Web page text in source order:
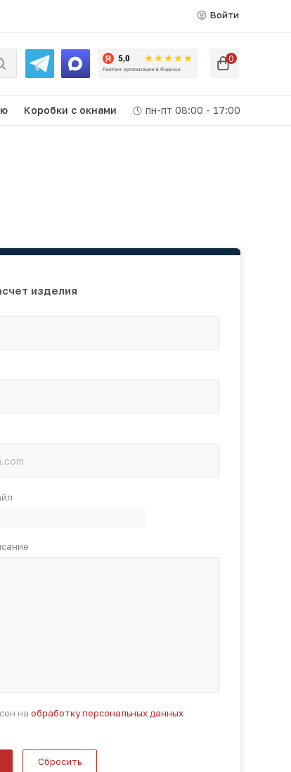
0
Коробки c окнами пн-пт 08:00 - 17:00
Войти
изделия
наобработку персональных данных
Сбросить